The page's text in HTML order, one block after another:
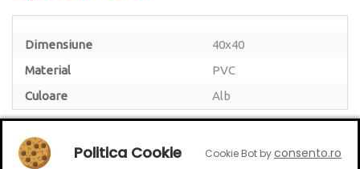
Dimensiune
40x40
Material
PVC
Culoare
Alb
Politica Cookie Cookie Bot byconsento.ro